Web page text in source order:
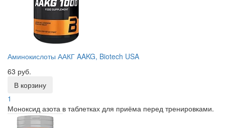
Аминокислоты ААКГ AAKG, Biotech USA
63 руб.
В корзину
1
Моноксид азота в таблетках для приёма перед тренировками.